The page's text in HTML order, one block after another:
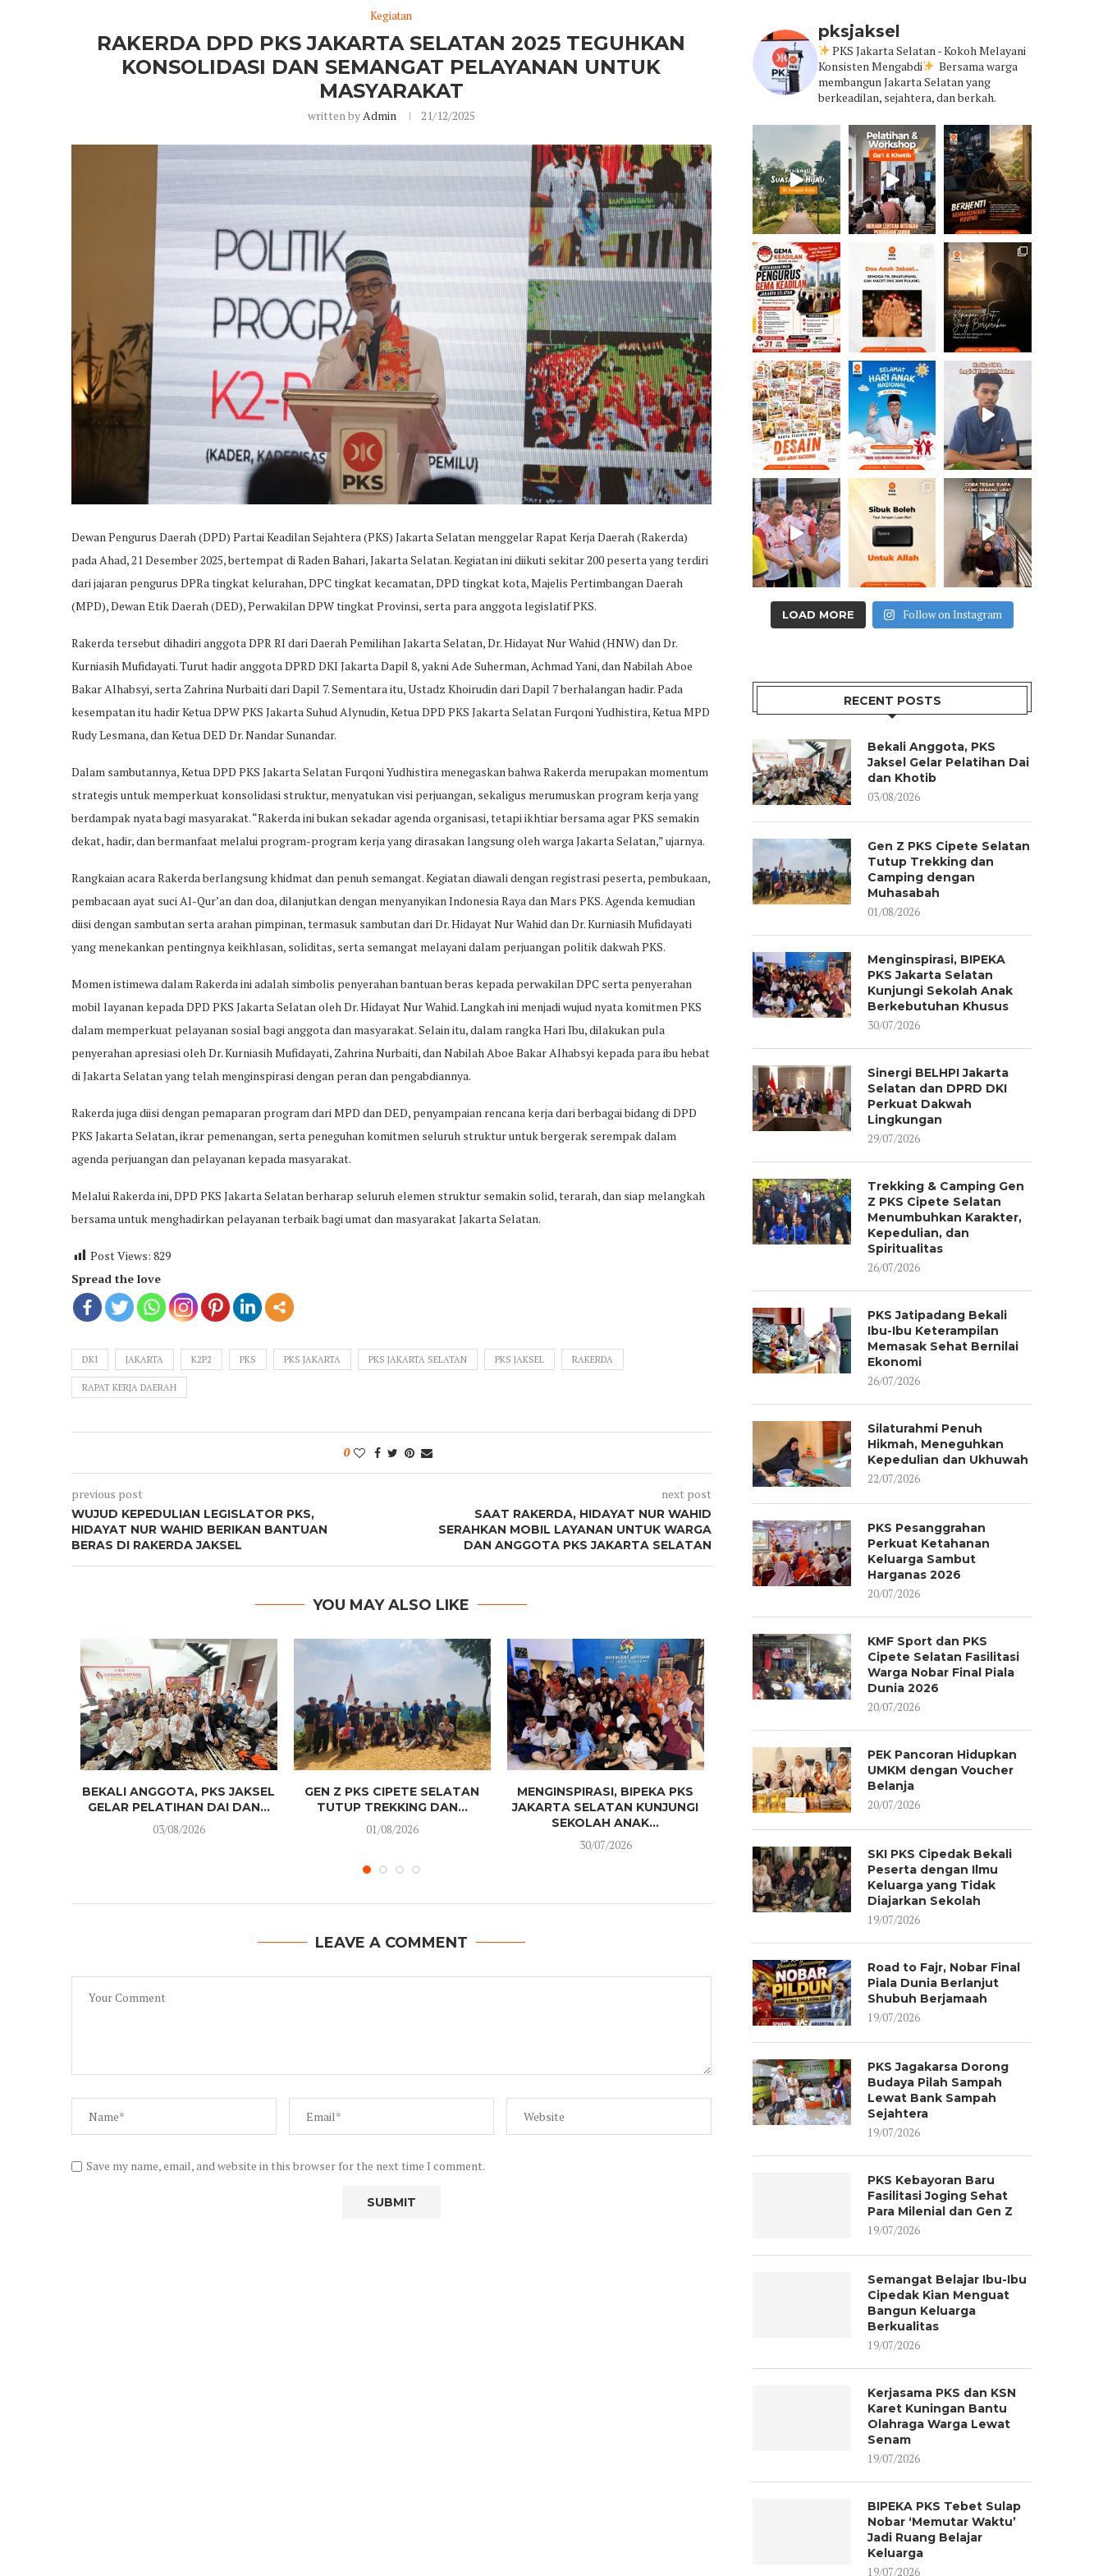
Kegiatan
RAKERDA DPD PKS JAKARTA SELATAN 2025 TEGUHKAN
KONSOLIDASI DAN SEMANGAT PELAYANAN UNTUK
MASYARAKAT
written byAdmin 21/12/2025
Dewan Pengurus Daerah (DPD) Partai Keadilan Sejahtera (PKS) Jakarta Selatan menggelar Rapat Kerja Daerah (Rakerda)
pada Ahad, 21 Desember 2025, bertempat di Raden Bahari, Jakarta Selatan. Kegiatan ini diikuti sekitar 200 peserta yang terdiri
dari jajaran pengurus DPRa tingkat kelurahan, DPC tingkat kecamatan, DPD tingkat kota, Majelis Pertimbangan Daerah
(MPD), Dewan Etik Daerah (DED), Perwakilan DPW tingkat Provinsi, serta para anggota legislatif PKS.
Rakerda tersebut dihadiri anggota DPR RI dari Daerah Pemilihan Jakarta Selatan, Dr. Hidayat Nur Wahid (HNW) dan Dr.
Kurniasih Mufidayati. Turut hadir anggota DPRD DKI Jakarta Dapil 8, yakni Ade Suherman, Achmad Yani, dan Nabilah Aboe
Bakar Alhabsyi, serta Zahrina Nurbaiti dari Dapil 7. Sementara itu, Ustadz Khoirudin dari Dapil 7 berhalangan hadir. Pada
kesempatan itu hadir Ketua DPW PKS Jakarta Suhud Alynudin, Ketua DPD PKS Jakarta Selatan Furqoni Yudhistira, Ketua MPD
Rudy Lesmana, dan Ketua DED Dr. Nandar Sunandar.
Dalam sambutannya, Ketua DPD PKS Jakarta Selatan Furqoni Yudhistira menegaskan bahwa Rakerda merupakan momentum
strategis untuk memperkuat konsolidasi struktur, menyatukan visi perjuangan, sekaligus merumuskan program kerja yang
berdampak nyata bagi masyarakat. “Rakerda ini bukan sekadar agenda organisasi, tetapi ikhtiar bersama agar PKS semakin
dekat, hadir, dan bermanfaat melalui program-program kerja yang dirasakan langsung oleh warga Jakarta Selatan,” ujarnya.
Rangkaian acara Rakerda berlangsung khidmat dan penuh semangat. Kegiatan diawali dengan registrasi peserta, pembukaan,
pembacaan ayat suci Al-Qur’an dan doa, dilanjutkan dengan menyanyikan Indonesia Raya dan Mars PKS. Agenda kemudian
diisi dengan sambutan serta arahan pimpinan, termasuk sambutan dari Dr. Hidayat Nur Wahid dan Dr. Kurniasih Mufidayati
yang menekankan pentingnya keikhlasan, soliditas, serta semangat melayani dalam perjuangan politik dakwah PKS.
Momen istimewa dalam Rakerda ini adalah simbolis penyerahan bantuan beras kepada perwakilan DPC serta penyerahan
mobil layanan kepada DPD PKS Jakarta Selatan oleh Dr. Hidayat Nur Wahid. Langkah ini menjadi wujud nyata komitmen PKS
dalam memperkuat pelayanan sosial bagi anggota dan masyarakat. Selain itu, dalam rangka Hari Ibu, dilakukan pula
penyerahan apresiasi oleh Dr. Kurniasih Mufidayati, Zahrina Nurbaiti, dan Nabilah Aboe Bakar Alhabsyi kepada para ibu hebat
di Jakarta Selatan yang telah menginspirasi dengan peran dan pengabdiannya.
Rakerda juga diisi dengan pemaparan program dari MPD dan DED, penyampaian rencana kerja dari berbagai bidang di DPD
PKS Jakarta Selatan, ikrar pemenangan, serta peneguhan komitmen seluruh struktur untuk bergerak serempak dalam
agenda perjuangan dan pelayanan kepada masyarakat.
Melalui Rakerda ini, DPD PKS Jakarta Selatan berharap seluruh elemen struktur semakin solid, terarah, dan siap melangkah
bersama untuk menghadirkan pelayanan terbaik bagi umat dan masyarakat Jakarta Selatan.
Post Views: 829
Spread the love
DKI JAKARTA K2P2 PKS PKS JAKARTA PKS JAKARTA SELATAN PKS JAKSEL RAKERDA
RAPAT KERJA DAERAH
0
previous post
WUJUD KEPEDULIAN LEGISLATOR PKS,
HIDAYAT NUR WAHID BERIKAN BANTUAN
BERAS DI RAKERDA JAKSEL
next post
SAAT RAKERDA, HIDAYAT NUR WAHID
SERAHKAN MOBIL LAYANAN UNTUK WARGA
DAN ANGGOTA PKS JAKARTA SELATAN
YOU MAY ALSO LIKE
BEKALI ANGGOTA, PKS JAKSEL
GELAR PELATIHAN DAI DAN...
03/08/2026
GEN Z PKS CIPETE SELATAN
TUTUP TREKKING DAN...
01/08/2026
MENGINSPIRASI, BIPEKA PKS
JAKARTA SELATAN KUNJUNGI
SEKOLAH ANAK...
30/07/2026
TREKKING & CAMPING GEN Z
PKS CIPETE SELATAN...
26/07/2026
26/07/2026
LEAVE A COMMENT
Save my name, email, and website in this browser for the next time I comment.
pksjaksel
PKS Jakarta Selatan - Kokoh Melayani
Konsisten Mengabdi
Bersama warga
membangun Jakarta Selatan yang
berkeadilan, sejahtera, dan berkah.
LOAD MORE Follow on Instagram
RECENT POSTS
Bekali Anggota, PKS
Jaksel Gelar Pelatihan Dai
dan Khotib
03/08/2026
Gen Z PKS Cipete Selatan
Tutup Trekking dan
Camping dengan
Muhasabah
01/08/2026
Menginspirasi, BIPEKA
PKS Jakarta Selatan
Kunjungi Sekolah Anak
Berkebutuhan Khusus
30/07/2026
Sinergi BELHPI Jakarta
Selatan dan DPRD DKI
Perkuat Dakwah
Lingkungan
29/07/2026
Trekking & Camping Gen
Z PKS Cipete Selatan
Menumbuhkan Karakter,
Kepedulian, dan
Spiritualitas
26/07/2026
PKS Jatipadang Bekali
Ibu-Ibu Keterampilan
Memasak Sehat Bernilai
Ekonomi
26/07/2026
Silaturahmi Penuh
Hikmah, Meneguhkan
Kepedulian dan Ukhuwah
22/07/2026
PKS Pesanggrahan
Perkuat Ketahanan
Keluarga Sambut
Harganas 2026
20/07/2026
KMF Sport dan PKS
Cipete Selatan Fasilitasi
Warga Nobar Final Piala
Dunia 2026
20/07/2026
PEK Pancoran Hidupkan
UMKM dengan Voucher
Belanja
20/07/2026
SKI PKS Cipedak Bekali
Peserta dengan Ilmu
Keluarga yang Tidak
Diajarkan Sekolah
19/07/2026
Road to Fajr, Nobar Final
Piala Dunia Berlanjut
Shubuh Berjamaah
19/07/2026
PKS Jagakarsa Dorong
Budaya Pilah Sampah
Lewat Bank Sampah
Sejahtera
19/07/2026
PKS Kebayoran Baru
Fasilitasi Joging Sehat
Para Milenial dan Gen Z
19/07/2026
Semangat Belajar Ibu-Ibu
Cipedak Kian Menguat
Bangun Keluarga
Berkualitas
19/07/2026
Kerjasama PKS dan KSN
Karet Kuningan Bantu
Olahraga Warga Lewat
Senam
19/07/2026
BIPEKA PKS Tebet Sulap
Nobar ‘Memutar Waktu’
Jadi Ruang Belajar
Keluarga
19/07/2026